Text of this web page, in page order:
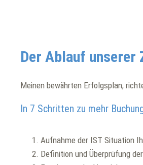
Der Ablauf unserer
Meinen bewährten Erfolgsplan,
In 7 Schritten zu mehr
Aufnahme der IST Situation
Definition und Überprüfung